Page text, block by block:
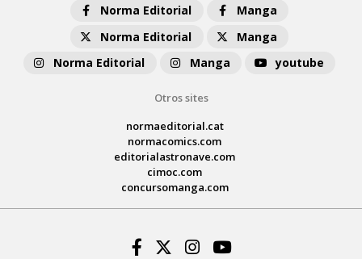
Norma Editorial
Manga
Norma Editorial
Manga
Norma Editorial
Manga youtube
Otros sites
normaeditorial.cat
normacomics.com
editorialastronave.com
cimoc.com
concursomanga.com
Facebook
Twitter
Instagram
Youtube